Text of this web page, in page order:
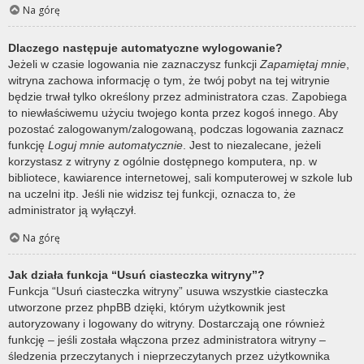
Na górę
Dlaczego następuje automatyczne wylogowanie?
Jeżeli w czasie logowania nie zaznaczysz funkcji Zapamiętaj mnie
witryna zachowa informację o tym, że twój pobyt na tej witrynie
będzie trwał tylko określony przez administratora czas. Zapobiega
to niewłaściwemu użyciu twojego konta przez kogoś innego. Aby
pozostać zalogowanym/zalogowaną, podczas logowania zaznacz
funkcję Loguj mnie automatycznie . Jest to niezalecane, jeżeli
korzystasz z witryny z ogólnie dostępnego komputera, np. w
bibliotece, kawiarence internetowej, sali komputerowej w szkole lub
na uczelni itp. Jeśli nie widzisz tej funkcji, oznacza to, że
administrator ją wyłączył.
Na górę
Jak działa funkcja “Usuń ciasteczka witryny”?
Funkcja “Usuń ciasteczka witryny” usuwa wszystkie ciasteczka
utworzone przez phpBB dzięki, którym użytkownik jest
autoryzowany i logowany do witryny. Dostarczają one również
funkcję – jeśli została włączona przez administratora witryny –
śledzenia przeczytanych i nieprzeczytanych przez użytkownika